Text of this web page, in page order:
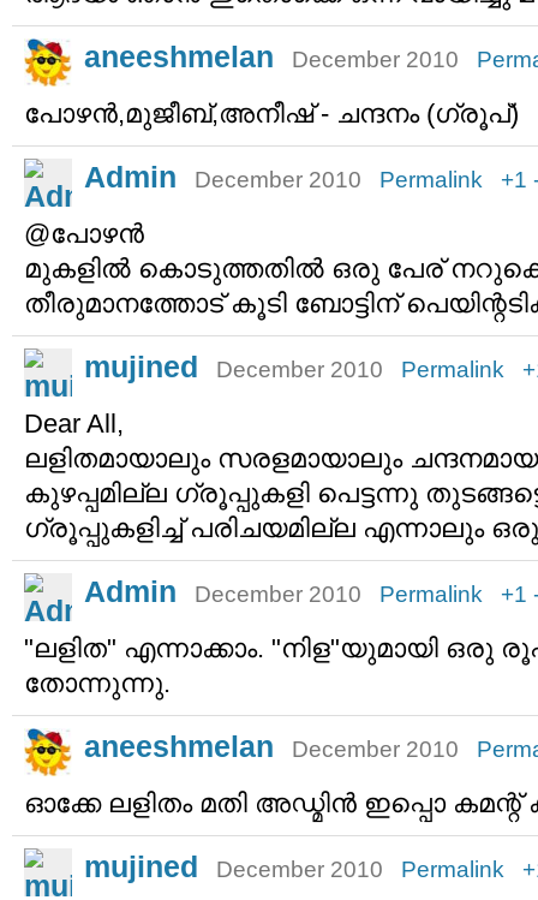
aneeshmelan December 2010
പോഴന്‍,മുജീബ്‌,അനീഷ്‌ - ചന്ദനം (ഗ്രൂപ്‌)
Admin December 2010 Permalink +1
@പോഴന്‍
മുകളില്‍ കൊടുത്തതില്‍ ഒരു പേര്
തീരുമാനത്തോട് കൂടി ബോട്ടിന്
mujined December 2010 Permalink
Dear All,
ലളിതമായാലും സരളമായാലും
കുഴപ്പമില്ല ഗ്രൂപ്പുകളി പെട്ടന്നു
ഗ്രൂപ്പുകളിച്ച് പരിചയമില്ല എന്നാലും
Admin December 2010 Permalink +1
"ലളിത" എന്നാക്കാം. "നിള"യുമായി ഒരു
തോന്നുന്നു.
aneeshmelan December 2010
ഓക്കേ ലളിതം മതി അഡ്മിന്‍ ഇപ്പൊ കമന്റ്
mujined December 2010 Permalink